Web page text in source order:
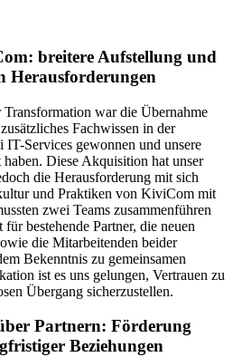
breitere Aufstellung und
Herausforderungen
war die Übernahme
Fachwissen in der
Services gewonnen und unsere
Diese Akquisition hat unser
die Herausforderung mit sich
und Praktiken von KiviCom mit
zwei Teams zusammenführen
bestehende Partner, die neuen
die Mitarbeitenden beider
Bekenntnis zu gemeinsamen
ist es uns gelungen, Vertrauen zu
Übergang sicherzustellen.
Partnern: Förderung
Beziehungen